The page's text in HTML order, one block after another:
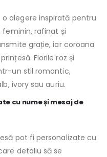
alegere inspirată pentru
feminin, rafinat și
grație, iar coroana
Florile roz și
un stil romantic,
ivory sau auriu.
cu nume și mesaj de
pot fi personalizate cu
detaliu să se